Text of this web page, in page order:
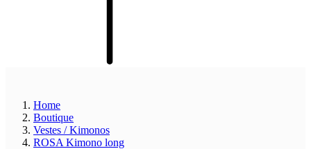
Home
Boutique
Vestes / Kimonos
ROSA Kimono long